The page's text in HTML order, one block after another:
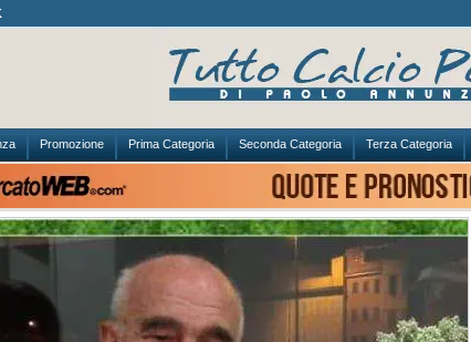
Promozione Prima Categoria Seconda Categoria Terza Categoria